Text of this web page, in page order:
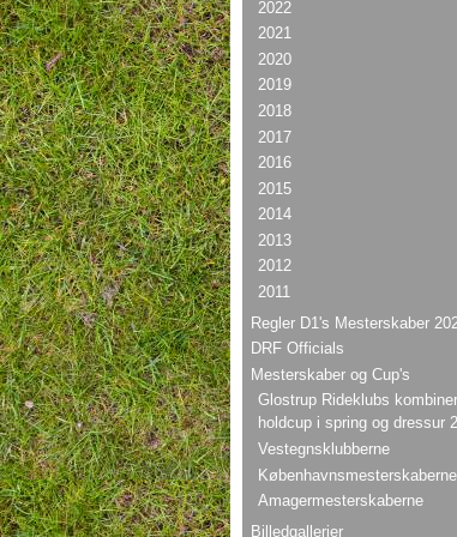
2022
2021
2020
2019
2018
2017
2016
2015
2014
2013
2012
2011
Regler D1's Mesterskaber
DRF Officials
Mesterskaber og Cup's
Glostrup Rideklubs
holdcup i spring og dressur
Vestegnsklubberne
Københavnsmesterskaberne
Amagermesterskaberne
Billedgallerier